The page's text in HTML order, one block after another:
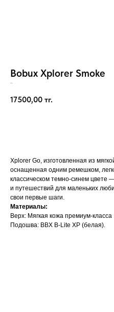
Bobux Xplorer Smoke
17500,00 тг.
Xplorer Go, изготовленная из
оснащенная одним ремешком,
классическом темно-синем цвете
и путешествий для маленьких
свои первые шаги.
Материалы:
Верх: Мягкая кожа премиум-класса
Подошва: BBX B-Lite XP (белая).